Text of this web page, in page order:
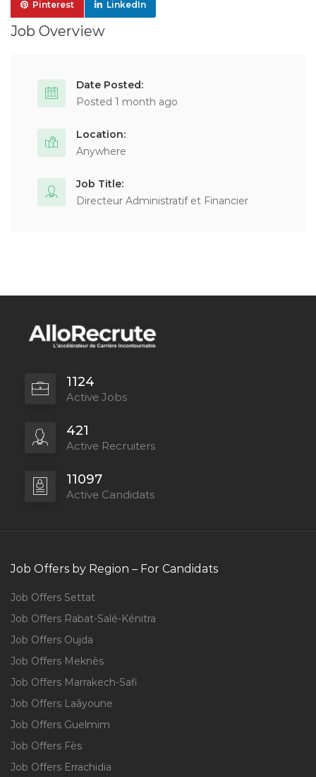
Pinterest LinkedIn
Job Overview
Date Posted:
Posted 1 month ago
Location:
Anywhere
Job Title:
Directeur Administratif et Financier
1124
Active Jobs
421
Active Recruiters
11097
Active Candidats
Job Offers by Region – For Candidats
Job Offers Settat
Job Offers Rabat-Salé-Kénitra
Job Offers Oujda
Job Offers Meknès
Job Offers Marrakech-Safi
Job Offers Laâyoune
Job Offers Guelmim
Job Offers Fès
Job Offers Errachidia